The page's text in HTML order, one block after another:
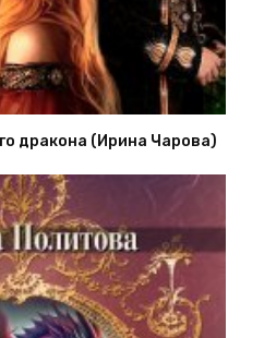
дракона (Ирина Чарова)